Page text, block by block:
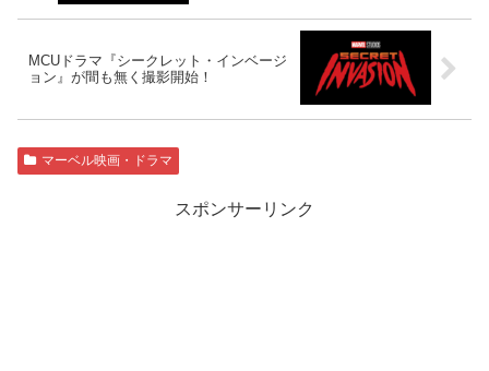
MCUドラマ『シークレット・インベージ
ョン』が間も無く撮影開始！
マーベル映画・ドラマ
スポンサーリンク